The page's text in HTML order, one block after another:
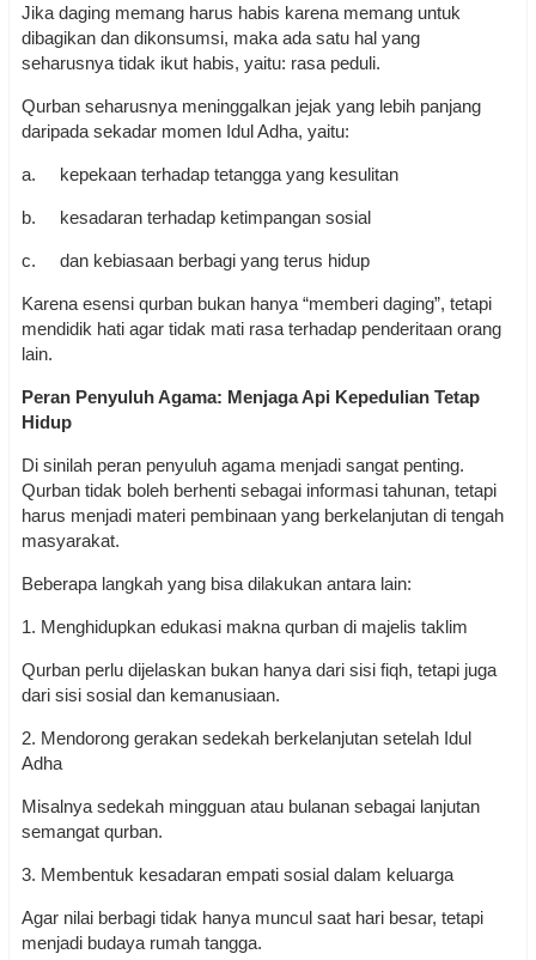
Jika daging memang harus habis karena memang untuk
dibagikan dan dikonsumsi, maka ada satu hal yang
seharusnya tidak ikut habis, yaitu: rasa peduli.
Qurban seharusnya meninggalkan jejak yang lebih panjang
daripada sekadar momen Idul Adha, yaitu:
a. kepekaan terhadap tetangga yang kesulitan
b. kesadaran terhadap ketimpangan sosial
c. dan kebiasaan berbagi yang terus hidup
Karena esensi qurban bukan hanya “memberi daging”, tetapi
mendidik hati agar tidak mati rasa terhadap penderitaan orang
lain.
Peran Penyuluh Agama: Menjaga Api Kepedulian Tetap
Hidup
Di sinilah peran penyuluh agama menjadi sangat penting.
Qurban tidak boleh berhenti sebagai informasi tahunan, tetapi
harus menjadi materi pembinaan yang berkelanjutan di tengah
masyarakat.
Beberapa langkah yang bisa dilakukan antara lain:
1. Menghidupkan edukasi makna qurban di majelis taklim
Qurban perlu dijelaskan bukan hanya dari sisi fiqh, tetapi juga
dari sisi sosial dan kemanusiaan.
2. Mendorong gerakan sedekah berkelanjutan setelah Idul
Adha
Misalnya sedekah mingguan atau bulanan sebagai lanjutan
semangat qurban.
3. Membentuk kesadaran empati sosial dalam keluarga
Agar nilai berbagi tidak hanya muncul saat hari besar, tetapi
menjadi budaya rumah tangga.